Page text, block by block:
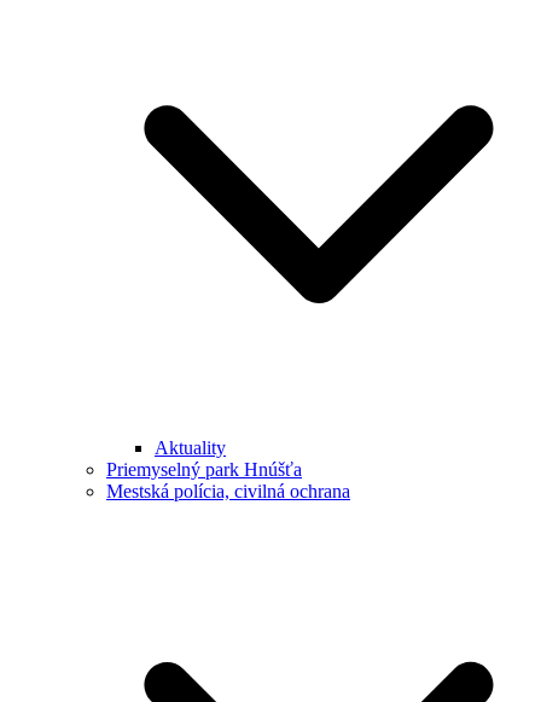
Aktuality
Priemyselný park Hnúšťa
Mestská polícia, civilná ochrana